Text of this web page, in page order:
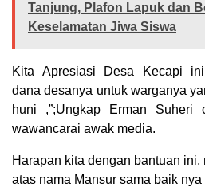
Tanjung, Plafon Lapuk dan
Keselamatan Jiwa Siswa
Kita Apresiasi Desa Kecapi
dana desanya untuk warganya
huni ,”;Ungkap Erman
wawancarai awak media.
Harapan kita dengan bantuan
atas nama Mansur sama baik